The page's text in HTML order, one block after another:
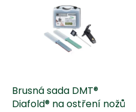
dBrusná sada DMT®
Diafold® na ostření nožů